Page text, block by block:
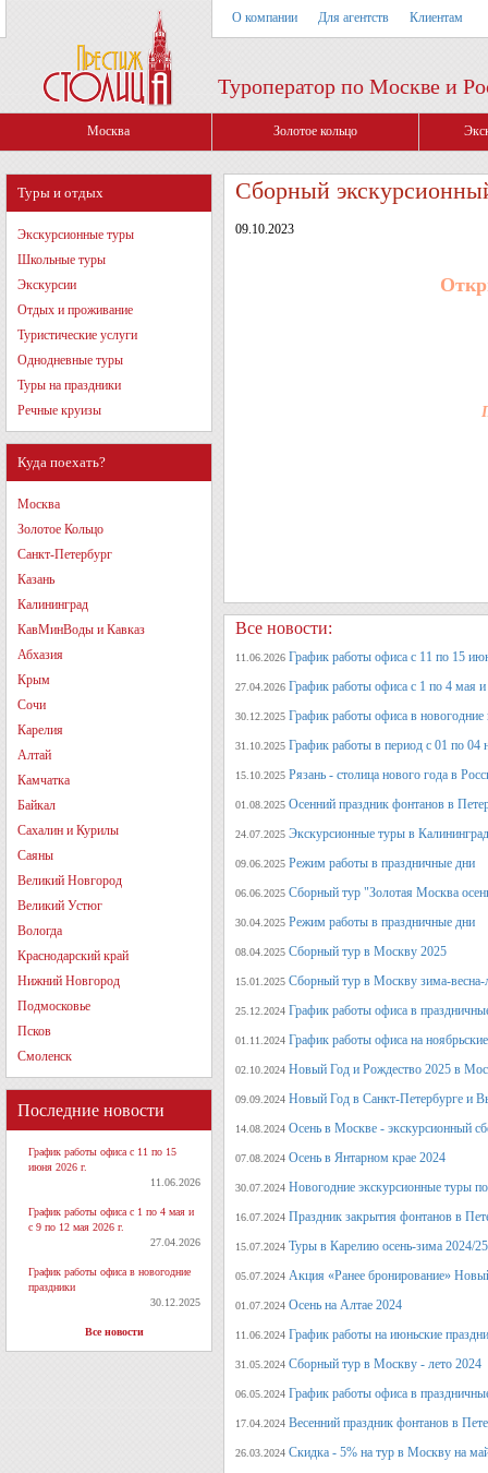
О компании Для агентств Клиентам
Туроператор по Москве и
Москва Золотое кольцо
Туры и отдых
Экскурсионные туры
Школьные туры
Экскурсии
Отдых и проживание
Туристические услуги
Однодневные туры
Туры на праздники
Речные круизы
Куда поехать?
Москва
Золотое Кольцо
Санкт-Петербург
Казань
Калининград
КавМинВоды и Кавказ
Абхазия
Крым
Сочи
Карелия
Алтай
Камчатка
Байкал
Сахалин и Курилы
Саяны
Великий Новгород
Великий Устюг
Вологда
Краснодарский край
Нижний Новгород
Подмосковье
Псков
Смоленск
Последние новости
График работы офиса с 11 по 15
июня 2026 г.
11.06.2026
График работы офиса с 1 по 4 мая и
с 9 по 12 мая 2026 г.
27.04.2026
График работы офиса в новогодние
праздники
30.12.2025
Все новости
Сборный
09.10.2023
Все новости:
11.06.2026 График работы офиса с 11 по 15
27.04.2026 График работы офиса с 1 по 4 мая
30.12.2025 График работы офиса в новогодние
31.10.2025 График работы в период с 01 по 04
15.10.2025 Рязань - столица нового года в
01.08.2025 Осенний праздник фонтанов в
24.07.2025 Экскурсионные туры в
09.06.2025 Режим работы в праздничные дни
06.06.2025 Сборный тур "Золотая Москва
30.04.2025 Режим работы в праздничные дни
08.04.2025 Сборный тур в Москву 2025
15.01.2025 Сборный тур в Москву зима-весна-
25.12.2024 График работы офиса в
01.11.2024 График работы офиса на
02.10.2024 Новый Год и Рождество 2025 в
09.09.2024 Новый Год в Санкт-Петербурге и
14.08.2024 Осень в Москве - экскурсионный
07.08.2024 Осень в Янтарном крае 2024
30.07.2024 Новогодние экскурсионные туры
16.07.2024 Праздник закрытия фонтанов в
15.07.2024 Туры в Карелию осень-зима 2024/25
05.07.2024 Акция «Ранее бронирование»
01.07.2024 Осень на Алтае 2024
11.06.2024 График работы на июньские
31.05.2024 Сборный тур в Москву - лето 2024
06.05.2024 График работы офиса в
17.04.2024 Весенний праздник фонтанов в
26.03.2024 Скидка - 5% на тур в Москву на